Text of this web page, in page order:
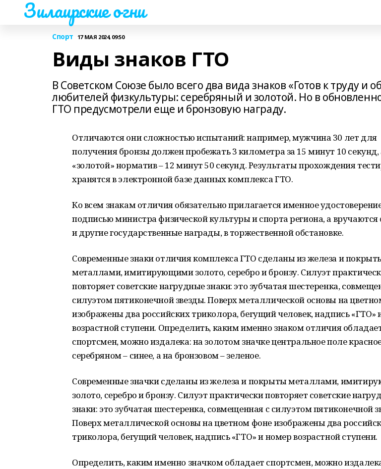
Зилаирские огни
Спорт 17 МАЯ 2024, 09:50
Виды знаков ГТО
В Советском Союзе было всего два вида знаков «Готов к труду и
любителей физкультуры: серебряный и золотой. Но в
ГТО предусмотрели еще и бронзовую награду.
Отличаются они сложностью испытаний: например, мужчина 30 лет для
получения бронзы должен пробежать 3 километра за 15 минут 10 секунд,
«золотой» норматив – 12 минут 50 секунд. Результаты прохождения
хранятся в электронной базе данных комплекса ГТО.
Ко всем знакам отличия обязательно прилагается именное
подписью министра физической культуры и спорта региона, а вручаются
и другие государственные награды, в торжественной обстановке.
Современные знаки отличия комплекса ГТО сделаны из железа и
металлами, имитирующими золото, серебро и бронзу. Силуэт
повторяет советские нагрудные знаки: это зубчатая шестеренка,
силуэтом пятиконечной звезды. Поверх металлической основы на
изображены два российских триколора, бегущий человек, надпись «ГТО»
возрастной ступени. Определить, каким именно знаком отличия
спортсмен, можно издалека: на золотом значке центральное поле
серебряном – синее, а на бронзовом – зеленое.
Современные значки сделаны из железа и покрыты металлами,
золото, серебро и бронзу. Силуэт практически повторяет советские
знаки: это зубчатая шестеренка, совмещенная с силуэтом пятиконечной
Поверх металлической основы на цветном фоне изображены два
триколора, бегущий человек, надпись «ГТО» и номер возрастной ступени.
Определить, каким именно значком обладает спортсмен, можно